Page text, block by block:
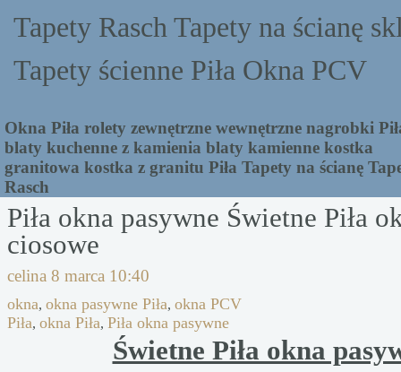
Tapety Rasch Tapety na ścianę
Tapety ścienne Piła Okna PCV
Okna Piła rolety zewnętrzne wewnętrzne nagrobki
blaty kuchenne z kamienia blaty kamienne kostka
granitowa kostka z granitu Piła Tapety na ścianę
Rasch
Piła okna pasywne Świetne Piła
ciosowe
celina 8 marca 10:40
okna, okna pasywne Piła, okna PCV
Piła, okna Piła, Piła okna pasywne
Świetne Piła okna